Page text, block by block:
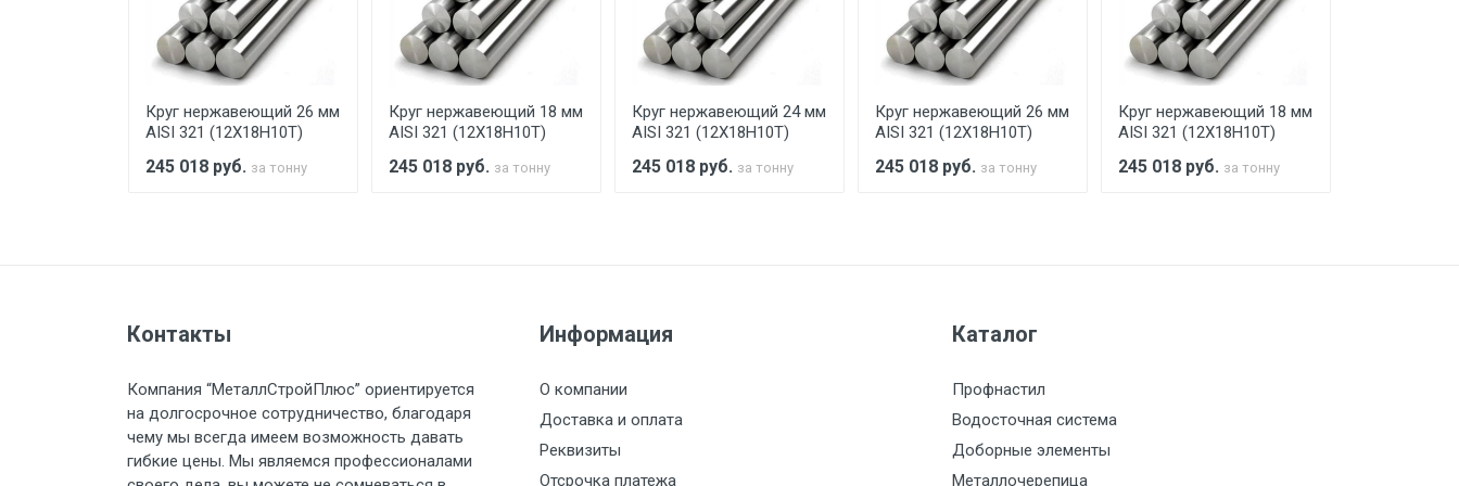
При доставке товара, Клиент заранее обязан обеспечить подъезные пути для разгружаемого а/м. На разгрузку автомобиля
предоставляется не более 2-х часов.
Стоимость доставки по РФ рассчитывается индивидуально.
Груз до 6 м, вес до 3 тн 7500 с НДС 35р./км за МКАД
Груз до 6 м, вес до 5 тн 9000 с НДС 40р./км за МКАД
Круг нержавеющий 26 мм
AISI 321 (12Х18Н10Т)
245 018 руб. за тонну
Круг нержавеющий 18 мм
AISI 321 (12Х18Н10Т)
245 018 руб. за тонну
Круг нержавеющий 24 мм
AISI 321 (12Х18Н10Т)
245 018 руб. за тонну
Круг нержавеющий 26 мм
AISI 321 (12Х18Н10Т)
245 018 руб. за тонну
Круг нержавеющий 18 мм
AISI 321 (12Х18Н10Т)
245 018 руб. за тонну
Контакты
Компания “МеталлСтройПлюс” ориентируется
на долгосрочное сотрудничество, благодаря
чему мы всегда имеем возможность давать
гибкие цены. Мы являемся профессионалами
Информация
О компании
Доставка и оплата
Реквизиты
Отсрочка платежа
Каталог
Профнастил
Водосточная система
Доборные элементы
Металлочерепица